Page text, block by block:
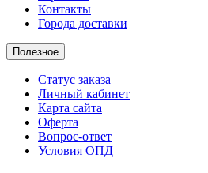
Контакты
Города доставки
Полезное
Статус заказа
Личный кабинет
Карта сайта
Оферта
Вопрос-ответ
Условия ОПД